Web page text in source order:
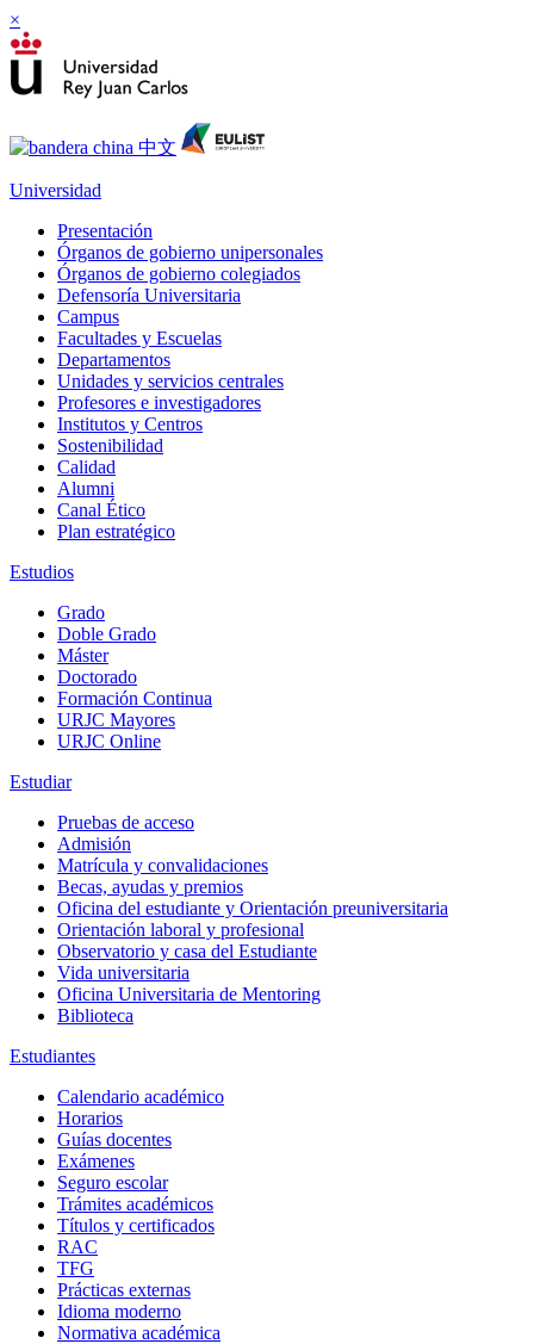
×
Universidad
Presentación
Órganos de gobierno unipersonales
Órganos de gobierno colegiados
Defensoría Universitaria
Campus
Facultades y Escuelas
Departamentos
Unidades y servicios centrales
Profesores e investigadores
Institutos y Centros
Sostenibilidad
Calidad
Alumni
Canal Ético
Plan estratégico
Estudios
Grado
Doble Grado
Máster
Doctorado
Formación Continua
URJC Mayores
URJC Online
Estudiar
Pruebas de acceso
Admisión
Matrícula y convalidaciones
Becas, ayudas y premios
Oficina del estudiante y Orientación preuniversitaria
Orientación laboral y profesional
Observatorio y casa del Estudiante
Vida universitaria
Oficina Universitaria de Mentoring
Biblioteca
Estudiantes
Calendario académico
Horarios
Guías docentes
Exámenes
Seguro escolar
Trámites académicos
Títulos y certificados
RAC
TFG
Prácticas externas
Idioma moderno
Normativa académica